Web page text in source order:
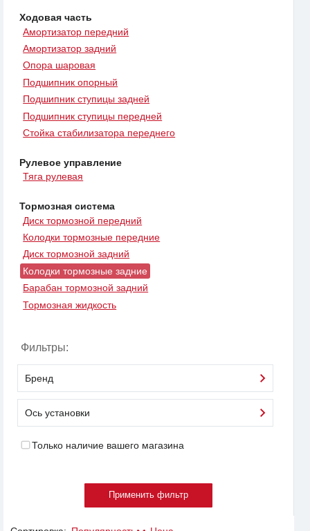
Ходовая часть
Амортизатор передний
Амортизатор задний
Опора шаровая
Подшипник опорный
Подшипник ступицы задней
Подшипник ступицы передней
Стойка стабилизатора переднего
Рулевое управление
Тяга рулевая
Тормозная система
Диск тормозной передний
Колодки тормозные передние
Диск тормозной задний
Колодки тормозные задние
Барабан тормозной задний
Тормозная жидкость
Фильтры:
Бренд
Ось установки
Только наличие вашего магазина